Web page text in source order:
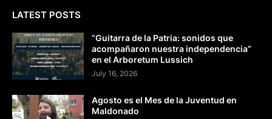
LATEST POSTS
“Guitarra de la Patria: sonidos que
acompañaron nuestra independencia”
en el Arboretum Lussich
July 16, 2026
Agosto es el Mes de la Juventud en
Maldonado